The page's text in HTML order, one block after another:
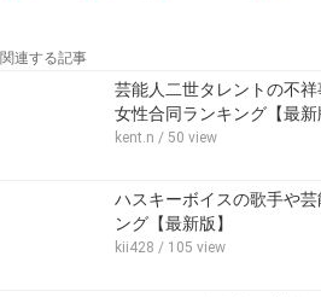
関連する記事
芸能人二世タレントの不
女性合同ランキング【最新
kent.n / 50 view
ハスキーボイスの歌手や
ング【最新版】
kii428 / 105 view